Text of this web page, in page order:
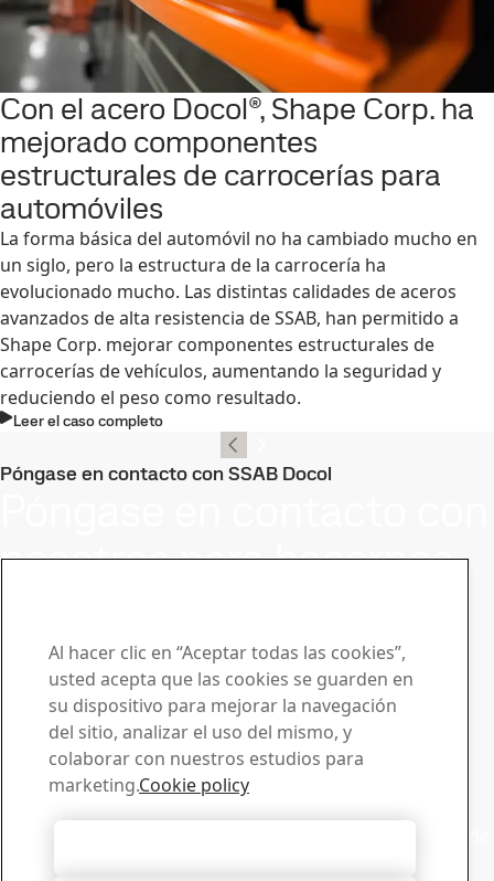
Con el acero Docol®, Shape Corp. ha
mejorado componentes
estructurales de carrocerías para
automóviles
La forma básica del automóvil no ha cambiado mucho en
un siglo, pero la estructura de la carrocería ha
evolucionado mucho. Las distintas calidades de aceros
avanzados de alta resistencia de SSAB, han permitido a
Shape Corp. mejorar componentes estructurales de
carrocerías de vehículos, aumentando la seguridad y
reduciendo el peso como resultado.
Leer el caso completo
Póngase en contacto con SSAB Docol
nosotros para hacernos
solicitudes
Centro de descargas
Buscador y descarga de folletos, certificados y otros
materiales de SSAB.
Descargas
Al hacer clic en “Aceptar todas las cookies”,
usted acepta que las cookies se guarden en
su dispositivo para mejorar la navegación
del sitio, analizar el uso del mismo, y
colaborar con nuestros estudios para
marketing.Cookie policy